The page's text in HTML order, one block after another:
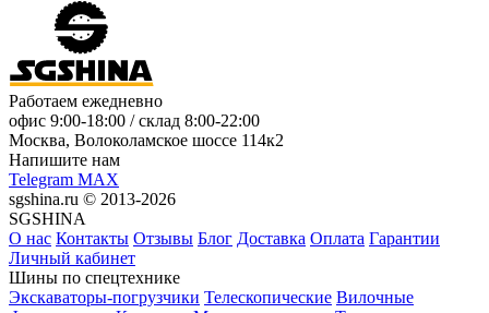
Работаем ежедневно
офис 9:00-18:00 / склад 8:00-22:00
Москва, Волоколамское шоссе 114к2
Напишите нам
Telegram MAX
sgshina.ru © 2013-2026
SGSHINA
О нас Контакты Отзывы Блог Доставка Оплата Гарантии
Личный кабинет
Шины по спецтехнике
Экскаваторы-погрузчики Телескопические Вилочные